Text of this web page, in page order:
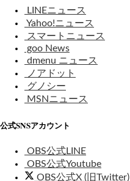
LINEニュース
Yahoo!ニュース
スマートニュース
goo News
dmenu ニュース
ノアドット
グノシー
MSNニュース
公式SNSアカウント
OBS公式LINE
OBS公式Youtube
OBS公式X (旧Twitter)